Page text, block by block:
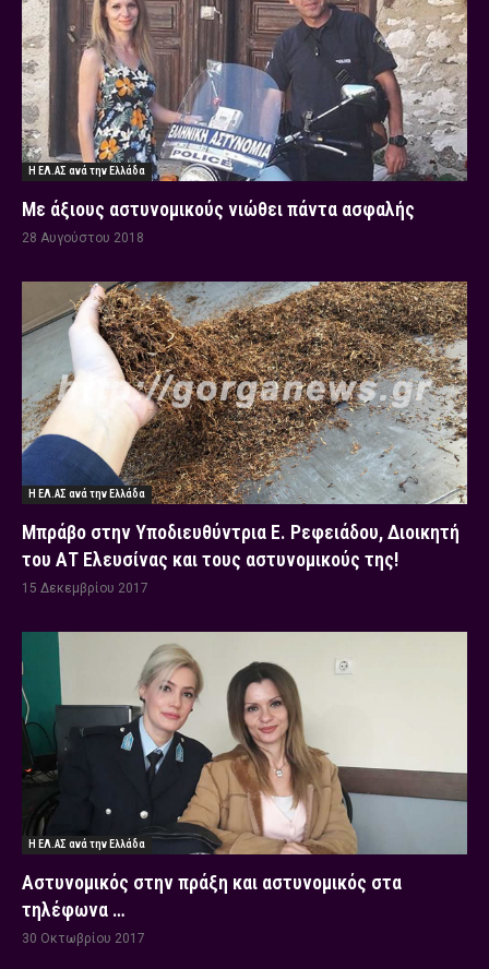
Η ΕΛ.ΑΣ ανά την Ελλάδα
Με άξιους αστυνομικούς νιώθει πάντα ασφαλής
28 Αυγούστου 2018
Η ΕΛ.ΑΣ ανά την Ελλάδα
Μπράβο στην Υποδιευθύντρια Ε. Ρεφειάδου, Διοικητή
του ΑΤ Ελευσίνας και τους αστυνομικούς της!
15 Δεκεμβρίου 2017
Η ΕΛ.ΑΣ ανά την Ελλάδα
Αστυνομικός στην πράξη και αστυνομικός στα
τηλέφωνα …
30 Οκτωβρίου 2017